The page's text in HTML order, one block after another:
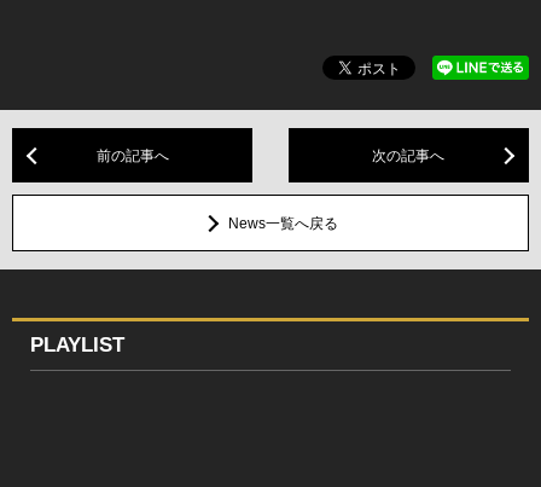
前の記事へ 次の記事へ
News一覧へ戻る
PLAYLIST